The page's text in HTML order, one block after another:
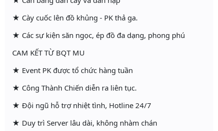
★ Cày cuốc lên đồ khủng - PK thả ga.
★ Các sự kiện săn ngọc, ép đồ đa dạng, phong phú
CAM KẾT TỪ BQT MU
★ Event PK được tổ chức hàng tuần
★ Công Thành Chiến diễn ra liên tục.
★ Đội ngũ hỗ trợ nhiệt tình, Hotline 24/7
★ Duy trì Server lâu dài, không nhàm chán